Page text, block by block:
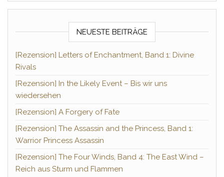
NEUESTE BEITRÄGE
[Rezension] Letters of Enchantment, Band 1: Divine
Rivals
[Rezension] In the Likely Event – Bis wir uns
wiedersehen
[Rezension] A Forgery of Fate
[Rezension] The Assassin and the Princess, Band 1:
Warrior Princess Assassin
[Rezension] The Four Winds, Band 4: The East Wind –
Reich aus Sturm und Flammen